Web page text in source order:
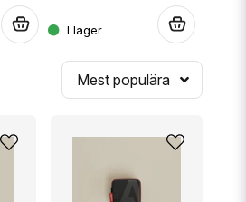
Mest populära